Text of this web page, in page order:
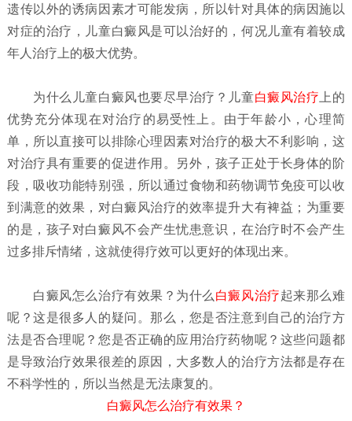
遗传以外的诱病因素才可能发病，所以针对具体的病因施以
对症的治疗，儿童白癜风是可以治好的，何况儿童有着较成
年人治疗上的极大优势。
为什么儿童白癜风也要尽早治疗？ 儿童白癜风治疗 上的
优势充分体现在对治疗的易受性上。由于年龄小，心理简
单，所以直接可以排除心理因素对治疗的极大不利影响，这
对治疗具有重要的促进作用。另外，孩子正处于长身体的阶
段，吸收功能特别强，所以通过食物和药物调节免疫可以收
到满意的效果，对白癜风治疗的效率提升大有裨益；为重要
的是，孩子对白癜风不会产生忧患意识，在治疗时不会产生
过多排斥情绪，这就使得疗效可以更好的体现出来。
白癜风怎么治疗有效果？ 为什么 白癜风治疗起来那么难
呢？这是很多人的疑问。那么，您是否注意到自己的治疗方
法是否合理呢？您是否正确的应用治疗药物呢？这些问题都
是导致治疗效果很差的原因，大多数人的治疗方法都是存在
不科学性的，所以当然是无法康复的。
白癜风怎么治疗有效果？